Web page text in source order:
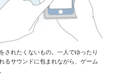
されたくないもの。一人でゆったり
るサウンドに包まれながら、ゲーム